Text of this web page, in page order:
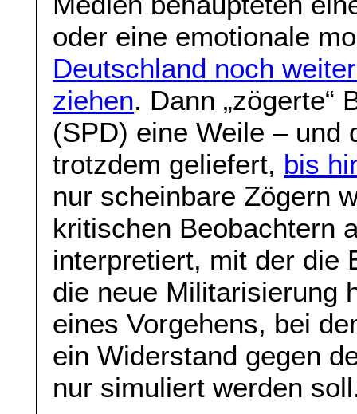
oder eine emotionale
Deutschland noch
ziehen. Dann „zögerte“
(SPD) eine Weile – und
trotzdem geliefert, bis
nur scheinbare Zögern
kritischen Beobachtern
interpretiert, mit der die
die neue Militarisierung
eines Vorgehens, bei
ein Widerstand gegen
nur simuliert werden